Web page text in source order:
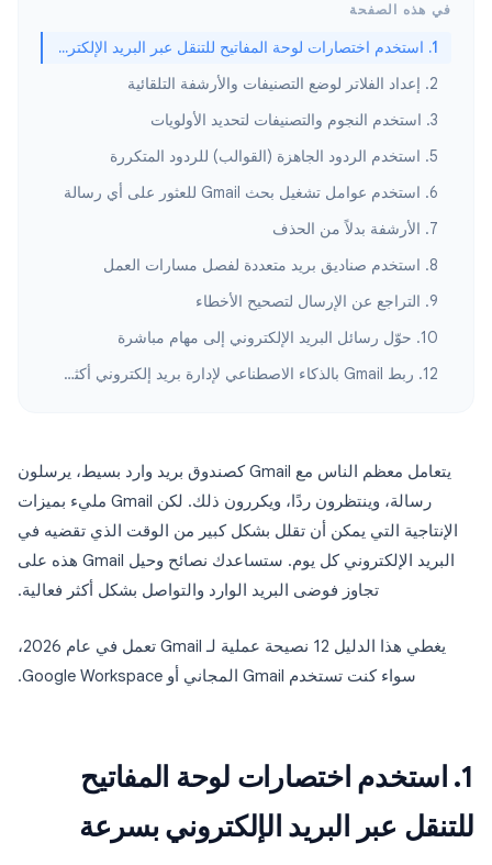
في هذه الصفحة
1. استخدم اختصارات لوحة المفاتيح للتنقل عبر البريد الإلكتروني بسرعة
2. إعداد الفلاتر لوضع التصنيفات والأرشفة التلقائية
3. استخدم النجوم والتصنيفات لتحديد الأولويات
5. استخدم الردود الجاهزة (القوالب) للردود المتكررة
6. استخدم عوامل تشغيل بحث Gmail للعثور على أي رسالة
7. الأرشفة بدلاً من الحذف
8. استخدم صناديق بريد متعددة لفصل مسارات العمل
9. التراجع عن الإرسال لتصحيح الأخطاء
10. حوّل رسائل البريد الإلكتروني إلى مهام مباشرة
12. ربط Gmail بالذكاء الاصطناعي لإدارة بريد إلكتروني أكثر ذكاءً
يتعامل معظم الناس مع Gmail كصندوق بريد وارد بسيط، يرسلون
رسالة، وينتظرون ردًا، ويكررون ذلك. لكن Gmail مليء بميزات
الإنتاجية التي يمكن أن تقلل بشكل كبير من الوقت الذي تقضيه في
البريد الإلكتروني كل يوم. ستساعدك نصائح وحيل Gmail هذه على
تجاوز فوضى البريد الوارد والتواصل بشكل أكثر فعالية.
يغطي هذا الدليل 12 نصيحة عملية لـ Gmail تعمل في عام 2026،
سواء كنت تستخدم Gmail المجاني أو Google Workspace.
1. استخدم اختصارات لوحة المفاتيح
للتنقل عبر البريد الإلكتروني بسرعة